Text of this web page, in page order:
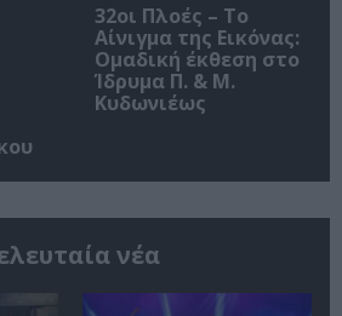
32οι Πλοές – Το
Αίνιγμα της Εικόνας:
Ομαδική έκθεση στο
Ίδρυμα Π. & Μ.
Κυδωνιέως
νέα